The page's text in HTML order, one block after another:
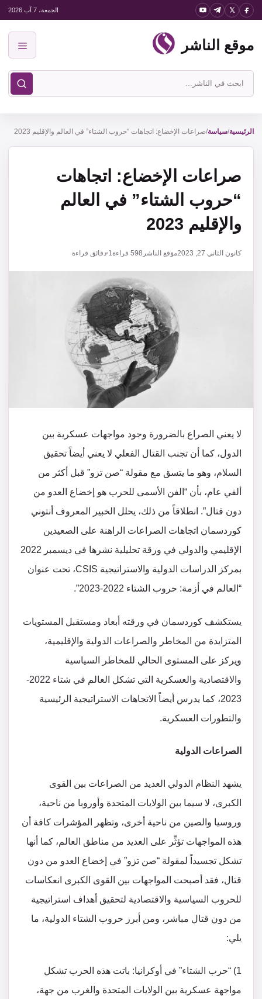
انتقل
المحتوى
الجمعة، 7 آب 2026
موقع الناشر
ابحث
في
الناشر
الرئيسية/سياسة/صراعات الإخضاع: اتجاهات “حروب الشتاء” في العالم والإقليم 2023
صراعات الإخضاع: اتجاهات
“حروب الشتاء” في العالم
والإقليم 2023
كانون الثاني 27, 2023 موقع الناشر 598 قراءة1 دقائق قراءة
لا يعني الصراع بالضرورة وجود مواجهات عسكرية بين
الدول، كما أن تجنب القتال الفعلي لا يعني أيضاً تحقيق
السلام، وهو ما يتسق مع مقولة “صن تزو” قبل أكثر من
ألفي عام، بأن “الفن الأسمى للحرب هو إخضاع العدو من
دون قتال”. انطلاقاً من ذلك، يحلل الخبير المعروف أنتوني
كوردسمان اتجاهات الصراعات الراهنة على الصعيدين
الإقليمي والدولي في ورقة تحليلية نشرها في ديسمبر 2022
بمركز الدراسات الدولية والاستراتيجية CSIS، تحت عنوان
“العالم في أزمة: حروب الشتاء 2022-2023”.
يستكشف كوردسمان في ورقته أبعاد ومستقبل المستويات
المتزايدة من المخاطر والصراعات الدولية والإقليمية،
ويركز على المستوى الحالي للمخاطر السياسية
والاقتصادية والعسكرية التي تشكل العالم في شتاء 2022-
2023، كما يدرس أيضاً الاتجاهات الاستراتيجية الرئيسية
والتطورات العسكرية.
الصراعات الدولية
يشهد النظام الدولي العديد من الصراعات بين القوى
الكبرى، لا سيما بين الولايات المتحدة وأوروبا من ناحية،
وروسيا والصين من ناحية أخرى، وتظهر المؤشرات كافة أن
هذه المواجهات تؤثِّر على العديد من مناطق العالم، كما أنها
تشكل تجسيداً لمقولة “صن تزو” في إخضاع العدو من دون
قتال، فقد أصبحت المواجهات بين القوى الكبرى انعكاسات
للحروب السياسية والاقتصادية لتحقيق أهداف استراتيجية
من دون قتال مباشر، ومن أبرز حروب الشتاء الدولية، ما
يلي:
1) “حرب الشتاء” في أوكرانيا: باتت هذه الحرب تشكل
مواجهة عسكرية بين الولايات المتحدة والغرب من جهة،